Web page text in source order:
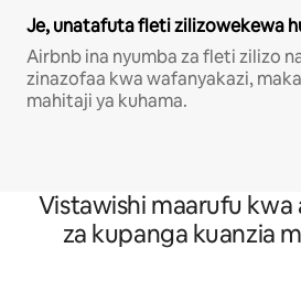
Je, unatafuta fleti zilizowekewa
Airbnb ina nyumba za fleti zilizo
zinazofaa kwa wafanyakazi,
mahitaji ya kuhama.
Vistawishi maarufu kwa
za kupanga kuanzia